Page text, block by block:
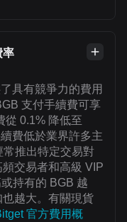
率
具有競爭力的費用
支付手續費可享
從 0.1% 降低至
費低於業界許多主
推出特定交易對
交易者和高級 VIP
持有的 BGB 越
越大。有關現貨
官方費用概